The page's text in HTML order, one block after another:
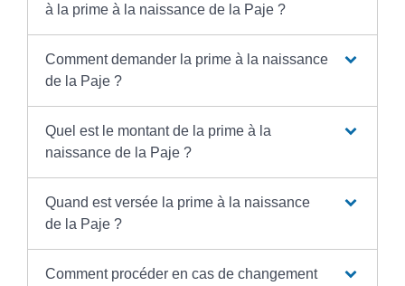
à la prime à la naissance de la Paje ?
Comment demander la prime à la naissance
de la Paje ?
Quel est le montant de la prime à la
naissance de la Paje ?
Quand est versée la prime à la naissance
de la Paje ?
Comment procéder en cas de changement